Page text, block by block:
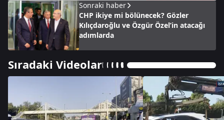
Sonraki haber
CHP ikiye mi bölünecek? Gözler
Kılıçdaroğlu ve Özgür Özel’in atacağı
adımlarda
Sıradaki Videolar